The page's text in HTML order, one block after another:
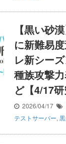
【黒い砂
に新難易
レ新シー
種族攻撃
ど【4/17研
2026/04/17
テストサーバー,